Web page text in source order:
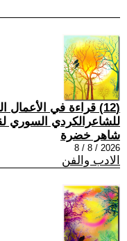
(12) قراءة في الأعمال
للشاعرالكردي السوري
شاهر خضرة
2026 / 8 / 8
الادب والفن